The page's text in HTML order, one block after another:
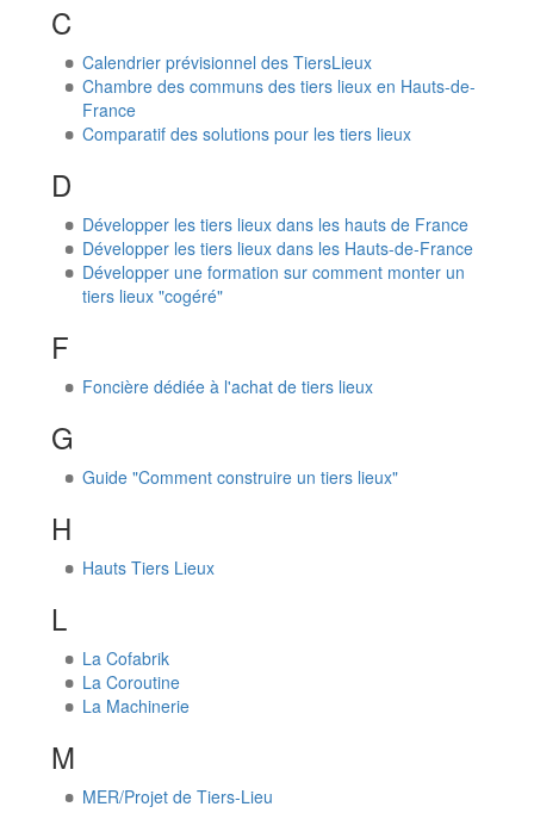
C
Calendrier prévisionnel des TiersLieux
Chambre des communs des tiers lieux en Hauts-de-
France
Comparatif des solutions pour les tiers lieux
D
Développer les tiers lieux dans les hauts de France
Développer les tiers lieux dans les Hauts-de-France
Développer une formation sur comment monter un
tiers lieux "cogéré"
F
Foncière dédiée à l'achat de tiers lieux
G
Guide "Comment construire un tiers lieux"
H
Hauts Tiers Lieux
L
La Cofabrik
La Coroutine
La Machinerie
M
MER/Projet de Tiers-Lieu